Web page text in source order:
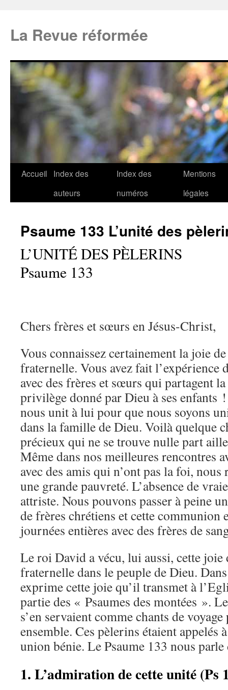
La Revue réformée
Accueil
Index des
auteurs
Index des
numéros
Mentions
légales
Psaume 133 L’unité des
L’UNITÉ DES PÈLERINS
Psaume 133
Chers frères et sœurs en Jésus-Christ,
Vous connaissez certainement la joie
fraternelle. Vous avez fait l’expérience
avec des frères et sœurs qui partagent
privilège donné par Dieu à ses enfants
nous unit à lui pour que nous soyons
dans la famille de Dieu. Voilà quelque
précieux qui ne se trouve nulle part
Même dans nos meilleures rencontres
avec des amis qui n’ont pas la foi, nous
une grande pauvreté. L’absence de
attriste. Nous pouvons passer à peine
de frères chrétiens et cette communion
journées entières avec des frères de
Le roi David a vécu, lui aussi, cette joie
fraternelle dans le peuple de Dieu.
exprime cette joie qu’il transmet à
partie des « Psaumes des montées ».
s’en servaient comme chants de
ensemble. Ces pèlerins étaient appelés
union bénie. Le Psaume 133 nous
1. L’admiration de cette unité (Ps